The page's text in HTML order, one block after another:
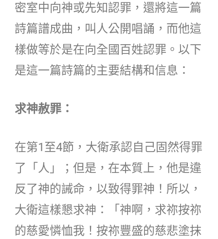
密室中向神或先知認罪，還將這一篇
詩篇譜成曲，叫人公開唱誦，而他這
樣做等於是在向全國百姓認罪。以下
是這一篇詩篇的主要結構和信息：
求神赦罪：
在第1至4節，大衛承認自己固然得罪
了「人」；但是，在本質上，他是違
反了神的誡命，以致得罪神！所以，
大衛這樣懇求神：「神啊，求祢按祢
的慈愛憐恤我！按祢豐盛的慈悲塗抹